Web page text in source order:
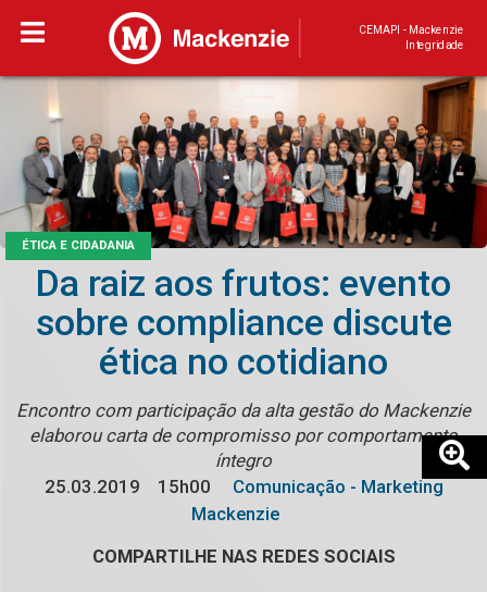
CEMAPI - Mackenzie
Integridade
ÉTICA E CIDADANIA
Da raiz aos frutos: evento
sobre compliance discute
ética no cotidiano
Encontro com participação da alta gestão do Mackenzie
elaborou carta de compromisso por comportamento
íntegro
25.03.2019
15h00
Comunicação - Marketing
Mackenzie
COMPARTILHE NAS REDES SOCIAIS